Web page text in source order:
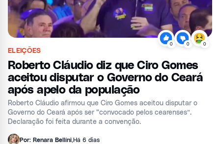
0 0 0
ELEIÇÕES
Roberto Cláudio diz que Ciro Gomes
aceitou disputar o Governo do Ceará
após apelo da população
Roberto Cláudio afirmou que Ciro Gomes aceitou disputar o
Governo do Ceará após ser “convocado pelos cearenses”.
Declaração foi feita durante a convenção.
Por: Renara Bellíni Há 6 dias